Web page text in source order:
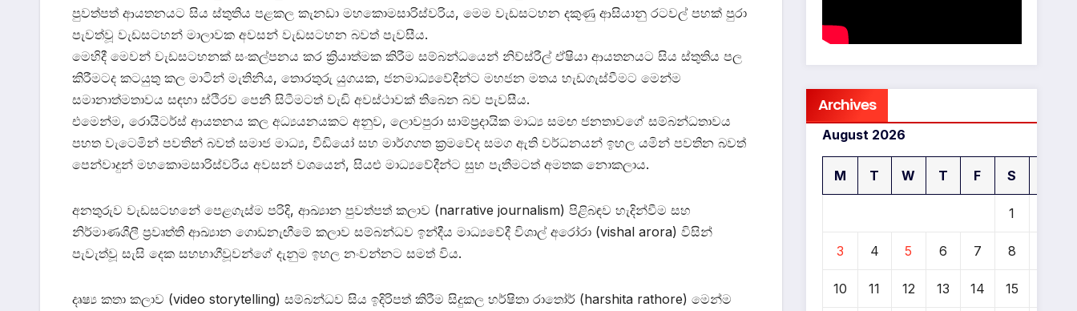
පුවත්පත් ආයතනයට සිය ස්තුතිය පළකල කැනඩා මහකොමසාරිස්වරිය, මෙම වැඩසටහන දකුණු ආසියානු රටවල් පහක් පුරා
පැවත්වූ වැඩසටහන් මාලාවක අවසන් වැඩසටහන බවත් පැවසීය.
මෙහිදී මෙවන් වැඩසටහනක් සංකල්පනය කර ක්‍රියාත්මක කිරීම සම්බන්ධයෙන් නිව්ස්රීල් ඒෂියා ආයතනයට සිය ස්තුතිය පල
කිරීමටද කටයුතු කල මාටින් මැතිනිය, තොරතුරු යුගයක, ජනමාධ්‍යවේදීන්ට මහජන මතය හැඩගැස්වීමට මෙන්ම
සමානාත්මතාවය සඳහා ස්ථිරව පෙනී සිටීමටත් වැඩි අවස්ථාවක් තිබෙන බව පැවසීය.
එමෙන්ම, රොයිටර්ස් ආයතනය කල අධ්‍යයනයකට අනුව, ලොවපුරා සාම්ප්‍රදායික මාධ්‍ය සමඟ ජනතාවගේ සම්බන්ධතාවය
පහත වැටෙමින් පවතින් බවත් සමාජ මාධ්‍ය, වීඩියෝ සහ මාර්ගගත ක්‍රමවේද සමග ඇති වර්ධනයන් ඉහල යමින් පවතින බවත්
පෙන්වාදුන් මහකොමසාරිස්වරිය අවසන් වශයෙන්, සියළු මාධ්‍යවේදීන්ට සුභ පැතීමටත් අමතක නොකලාය.
අනතුරුව වැඩසටහනේ පෙළගැස්ම පරිදි, ආඛ්‍යාන පුවත්පත් කලාව (narrative journalism) පිළිබඳව හැදින්වීම සහ
නිර්මාණශීලී ප්‍රවෘත්ති ආඛ්‍යාන ගොඩනැඟීමේ කලාව සම්බන්ධව ඉන්දීය මාධ්‍යවේදී විශාල් අරෝරා (vishal arora) විසින්
පැවැත්වූ සැසි දෙක සහභාගීවූවන්ගේ දැනුම ඉහල නංවන්නට සමත් විය.
දෘෂ්‍ය කතා කලාව (video storytelling) සම්බන්ධව සිය ඉදිරිපත් කිරීම සිදුකල හර්ෂිතා රාතෝර් (harshita rathore) මෙන්ම
Archives
August 2026
M T W T F S
1
3 4 5 6 7 8
10 11 12 13 14 15